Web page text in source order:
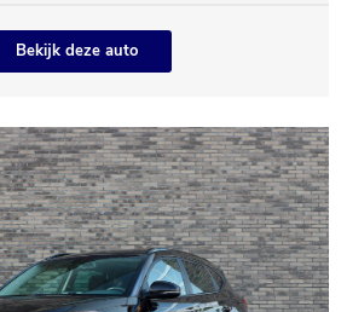
Bekijk deze auto